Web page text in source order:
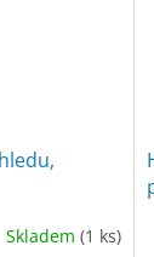
Skladem (1 ks)